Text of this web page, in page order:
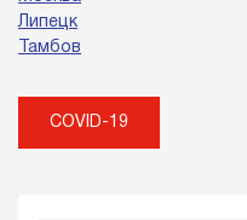
Липецк
Тамбов
COVID-19